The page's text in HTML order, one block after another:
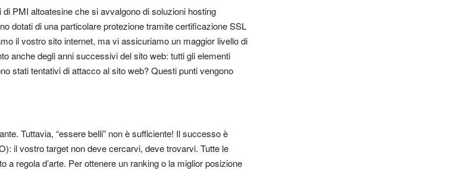
PMI altoatesine che si avvalgono di soluzioni hosting
dotati di una particolare protezione tramite certificazione SSL
il vostro sito internet, ma vi assicuriamo un maggior livello di
anche degli anni successivi del sito web: tutti gli elementi
stati tentativi di attacco al sito web? Questi punti vengono
Tuttavia, “essere belli” non è sufficiente! Il successo è
il vostro target non deve cercarvi, deve trovarvi. Tutte le
regola d’arte. Per ottenere un ranking o la miglior posizione